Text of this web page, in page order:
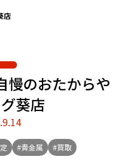
店
慢のおたからや
葵店
#貴金属 #買取